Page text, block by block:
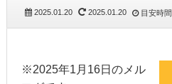
2025.01.20 2025.01.20 目安時間
※2025年1月16日のメル